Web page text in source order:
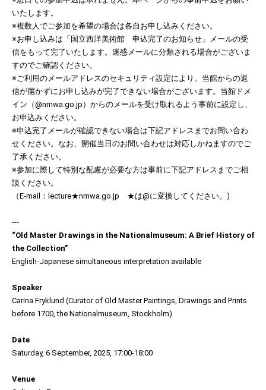
いたします。
※複数人でご参加を希望の場合は各自お申し込みください。
※お申し込みは「国立西洋美術館 申込完了のお知らせ」メールの受
信をもって完了いたします。迷惑メールに分類される場合がございま
すのでご確認ください。
※ご利用のメールアドレスのセキュリティ設定により、当館からの返
信が届かずにお申し込みが完了できない場合がございます。当館ドメ
イン（@nmwa.go.jp）からのメールを受け取れるよう事前に設定し、
お申込みください。
※申込完了メールが確認できない場合は下記アドレスまでお問い合わ
せください。なお、開催当日のお問い合わせは対応しかねますのでご
了承ください。
※参加に際して特別な配慮が必要な方は事前に下記アドレスまでご相
談ください。
（E-mail：lecture★nmwa.go.jp ★は@に変換してください。)
---
“Old Master Drawings in the Nationalmuseum: A Brief History of
the Collection”
English-Japanese simultaneous interpretation available
Speaker
Carina Fryklund (Curator of Old Master Paintings, Drawings and Prints
before 1700, the Nationalmuseum, Stockholm)
Date
Saturday, 6 September, 2025, 17:00-18:00
Venue